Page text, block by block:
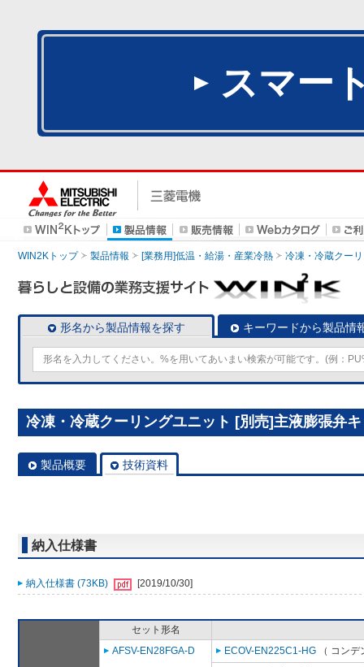
スマー
WIN2Kトップ 製品情報 [業務用]低温・給湯・産業冷熱 冷凍・冷蔵クー
形名から製品情報を探す キーワードから製品情
冷凍・冷蔵クーリングユニット [別売]主液膨張弁
製品概要 技術資料
納入仕様書
納入仕様書 (73KB) [2019/10/30]
セット形名
AFSV-EN28FGA-D
ECOV-EN225C1-HG （ コン